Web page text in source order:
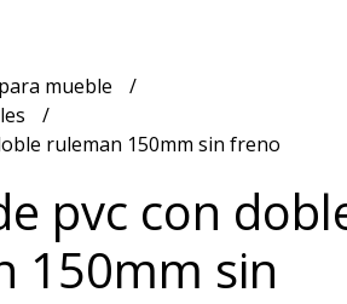
mueble
ruleman 150mm sin freno
pvc con
150mm sin